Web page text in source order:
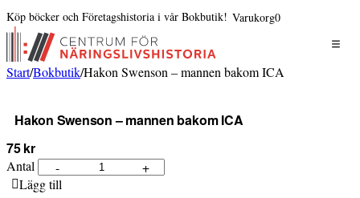
Köp böcker och Företagshistoria i vår Bokbutik! Varukorg0
Start/Bokbutik/Hakon Swenson – mannen bakom ICA
Hakon Swenson – mannen bakom ICA
75 kr
Antal -
Hakon
Swenson
+
Lägg till